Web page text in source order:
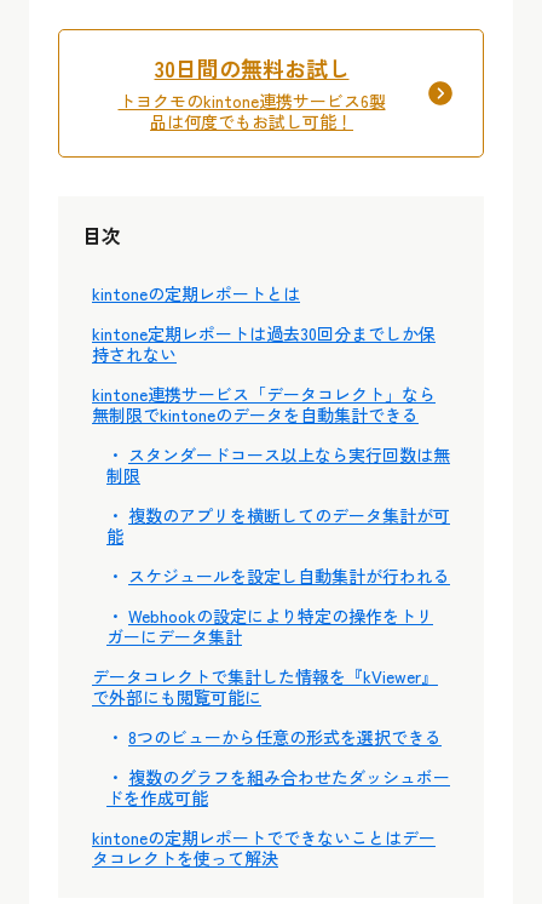
30日間の無料お試し
トヨクモのkintone連携サービス6製
品は何度でもお試し可能！
目次
kintoneの定期レポートとは
kintone定期レポートは過去30回分までしか保
持されない
kintone連携サービス「データコレクト」なら
無制限でkintoneのデータを自動集計できる
スタンダードコース以上なら実行回数は無
制限
複数のアプリを横断してのデータ集計が可
能
スケジュールを設定し自動集計が行われる
Webhookの設定により特定の操作をトリ
ガーにデータ集計
データコレクトで集計した情報を『kViewer』
で外部にも閲覧可能に
8つのビューから任意の形式を選択できる
複数のグラフを組み合わせたダッシュボー
ドを作成可能
kintoneの定期レポートでできないことはデー
タコレクトを使って解決